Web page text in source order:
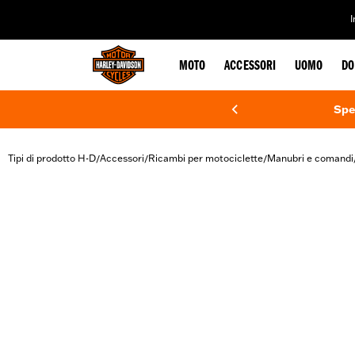
MOTO ACCESSORI UOMO
Tipi di prodotto H-D/Accessori/Ricambi per motociclette/Manubri e comandi